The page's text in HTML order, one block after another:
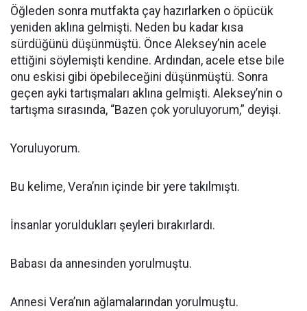
Öğleden sonra mutfakta çay hazırlarken o öpücük
yeniden aklına gelmişti. Neden bu kadar kısa
sürdüğünü düşünmüştü. Önce Aleksey’nin acele
ettiğini söylemişti kendine. Ardından, acele etse bile
onu eskisi gibi öpebileceğini düşünmüştü. Sonra
geçen ayki tartışmaları aklına gelmişti. Aleksey’nin o
tartışma sırasında, “Bazen çok yoruluyorum,” deyişi.
Yoruluyorum.
Bu kelime, Vera’nın içinde bir yere takılmıştı.
İnsanlar yoruldukları şeyleri bırakırlardı.
Babası da annesinden yorulmuştu.
Annesi Vera’nın ağlamalarından yorulmuştu.